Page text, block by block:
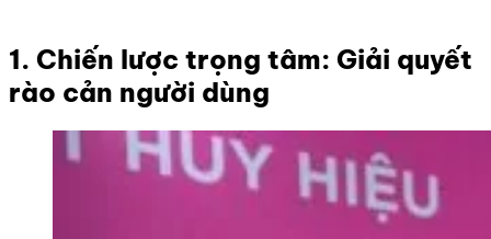
1. Chiến lược trọng tâm: Giải quyết
rào cản người dùng